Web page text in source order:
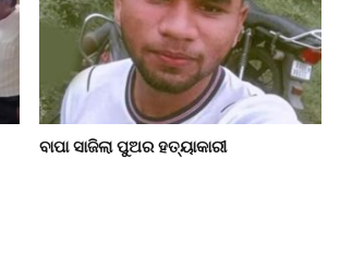
ବାପା ସାଜିଲା ପୁଅର ହତ୍ୟାକାରୀ